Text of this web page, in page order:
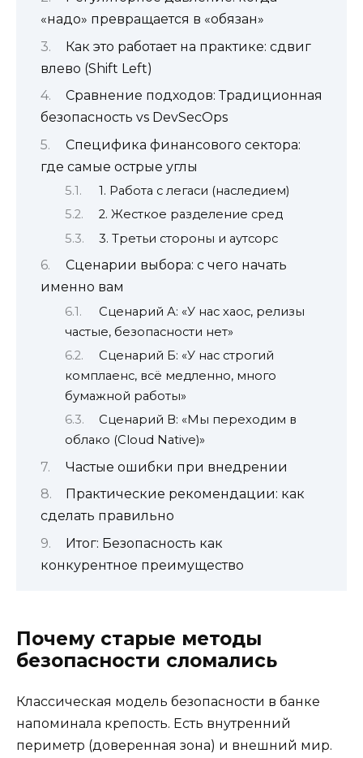
«надо» превращается в «обязан»
Как это работает на практике: сдвиг
влево (Shift Left)
Сравнение подходов: Традиционная
безопасность vs DevSecOps
Специфика финансового сектора:
где самые острые углы
1. Работа с легаси (наследием)
2. Жесткое разделение сред
3. Третьи стороны и аутсорс
Сценарии выбора: с чего начать
именно вам
Сценарий А: «У нас хаос, релизы
частые, безопасности нет»
Сценарий Б: «У нас строгий
комплаенс, всё медленно, много
бумажной работы»
Сценарий В: «Мы переходим в
облако (Cloud Native)»
Частые ошибки при внедрении
Практические рекомендации: как
сделать правильно
Итог: Безопасность как
конкурентное преимущество
Почему старые методы
безопасности сломались
Классическая модель безопасности в банке
напоминала крепость. Есть внутренний
периметр (доверенная зона) и внешний мир.